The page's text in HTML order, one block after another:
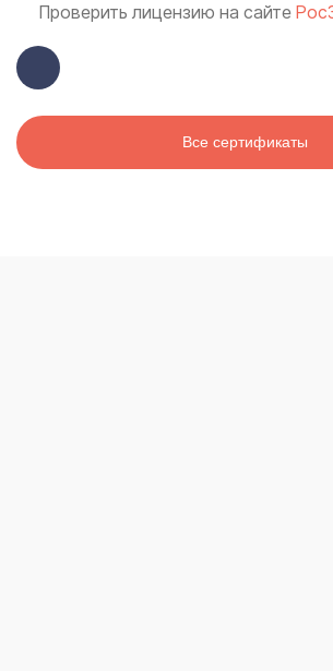
Все сертификаты
Проверить лицензию на сайте